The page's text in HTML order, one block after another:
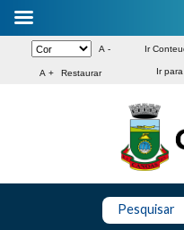
A -
A + Restaurar
Ir
Ir
Pesquisar